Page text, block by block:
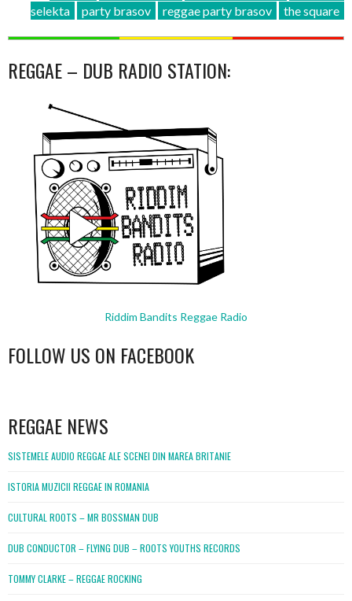
selekta
party brasov reggae party brasov the square
REGGAE – DUB RADIO STATION:
Riddim Bandits Reggae Radio
FOLLOW US ON FACEBOOK
REGGAE NEWS
SISTEMELE AUDIO REGGAE ALE SCENEI DIN MAREA BRITANIE
ISTORIA MUZICII REGGAE IN ROMANIA
CULTURAL ROOTS – MR BOSSMAN DUB
DUB CONDUCTOR – FLYING DUB – ROOTS YOUTHS RECORDS
TOMMY CLARKE – REGGAE ROCKING